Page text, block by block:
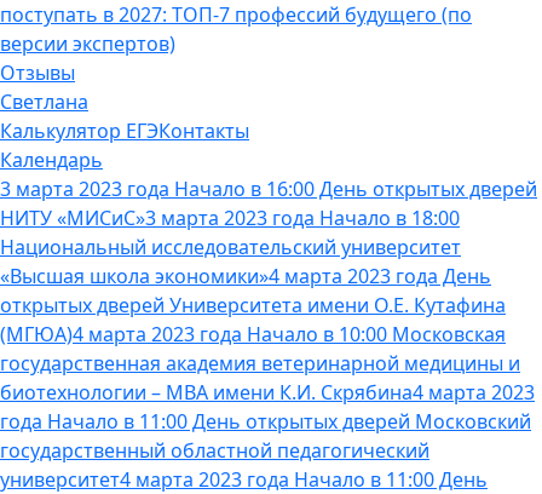
поступать в 2027: ТОП-7 профессий будущего (по
версии экспертов)
Отзывы
Светлана
Калькулятор ЕГЭКонтакты
Календарь
3 марта 2023 года Начало в 16:00 День открытых дверей
НИТУ «МИСиС»3 марта 2023 года Начало в 18:00
Национальный исследовательский университет
«Высшая школа экономики»4 марта 2023 года День
открытых дверей Университета имени О.Е. Кутафина
(МГЮА)4 марта 2023 года Начало в 10:00 Московская
государственная академия ветеринарной медицины и
биотехнологии – МВА имени К.И. Скрябина4 марта 2023
года Начало в 11:00 День открытых дверей Московский
государственный областной педагогический
университет4 марта 2023 года Начало в 11:00 День